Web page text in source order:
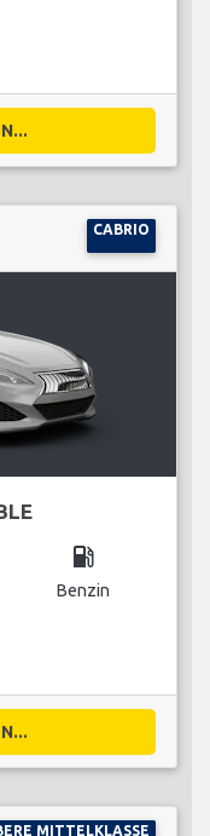
CABRIO
local_gas_station
Benzin
MITTELKLASSE